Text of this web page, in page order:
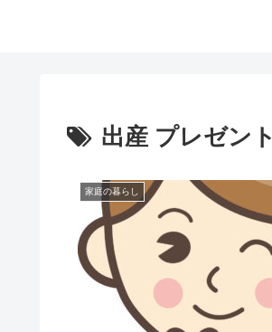
出産 プレゼント
家庭の暮らし